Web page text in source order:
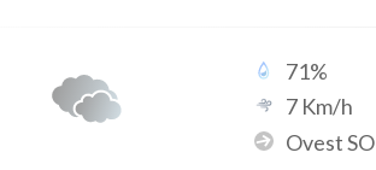
71%
7 Km/h
Ovest SO